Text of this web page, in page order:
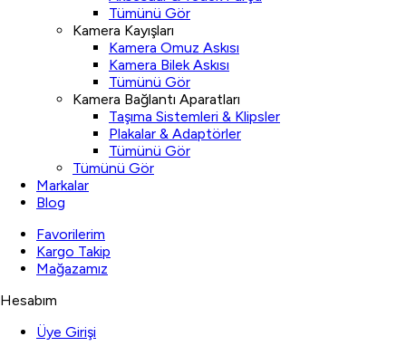
Tümünü Gör
Kamera Kayışları
Kamera Omuz Askısı
Kamera Bilek Askısı
Tümünü Gör
Kamera Bağlantı Aparatları
Taşıma Sistemleri & Klipsler
Plakalar & Adaptörler
Tümünü Gör
Tümünü Gör
Markalar
Blog
Favorilerim
Kargo Takip
Mağazamız
Hesabım
Üye Girişi